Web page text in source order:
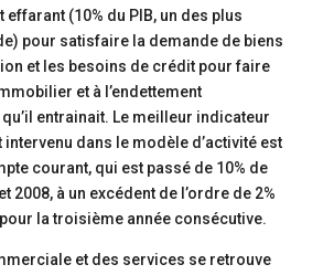
(10% du PIB, un des plus
pour satisfaire la demande de biens
et les besoins de crédit pour faire
et à l’endettement
entrainait. Le meilleur indicateur
intervenu dans le modèle d’activité est
courant, qui est passé de 10% de
2008, à un excédent de l’ordre de 2%
pour la troisième année consécutive.
et des services se retrouve